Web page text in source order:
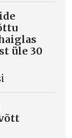
üle 30